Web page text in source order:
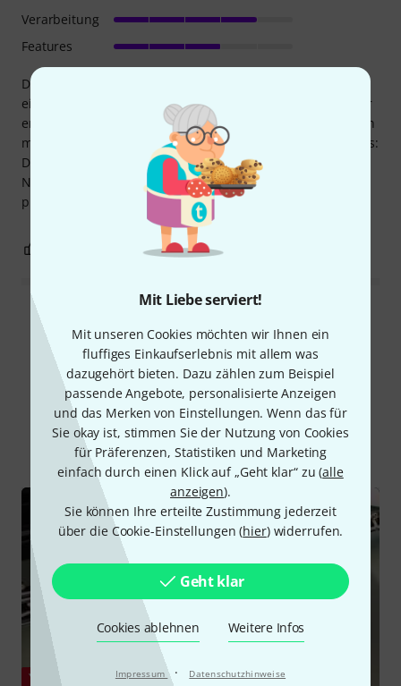
Mit Liebe serviert!
Mit unseren Cookies möchten wir Ihnen ein
fluffiges Einkaufserlebnis mit allem was
dazugehört bieten. Dazu zählen zum Beispiel
passende Angebote, personalisierte Anzeigen
und das Merken von Einstellungen. Wenn das für
Sie okay ist, stimmen Sie der Nutzung von Cookies
für Präferenzen, Statistiken und Marketing
einfach durch einen Klick auf „Geht klar“ zu (alle
anzeigen).
Sie können Ihre erteilte Zustimmung jederzeit
über die Cookie-Einstellungen (hier) widerrufen.
Geht klar
Cookies ablehnen Weitere Infos
Impressum · Datenschutzhinweise
Die Oboe klingt super. Ich hatte mir ein paar Monate lang
eine Lorée Royal P+3 gemietet. Diese hier ist etwas weniger
ergonomisch, aber nach ein paar Stunden Spielen hatte ich
mich schnell daran gewöhnt. Ein kleiner Nachteil allerdings:
Das Oktavfeld klemmte anfangs. Ich musste ein oder zwei
Nächte lang ein Stück Stoff darunterlegen, bevor ich
problemlos spielen konnte.
Verarbeitung
Features
BEWERTUNG MELDEN
Schon gewusst?
Alle Videos Ratgeber Downloads
YOUTUBE